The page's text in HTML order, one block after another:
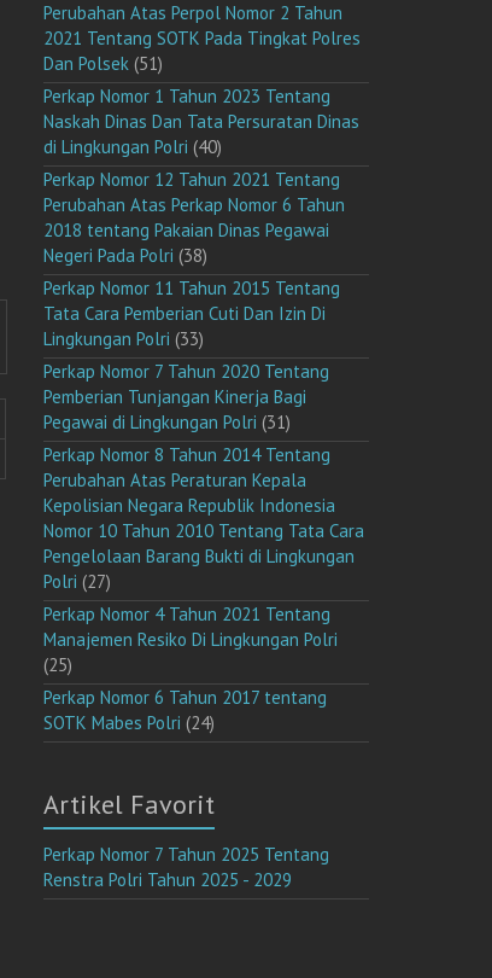
Perubahan Atas Perpol Nomor 2 Tahun
2021 Tentang SOTK Pada Tingkat Polres
Dan Polsek (51)
Perkap Nomor 1 Tahun 2023 Tentang
Naskah Dinas Dan Tata Persuratan Dinas
di Lingkungan Polri (40)
Perkap Nomor 12 Tahun 2021 Tentang
Perubahan Atas Perkap Nomor 6 Tahun
2018 tentang Pakaian Dinas Pegawai
Negeri Pada Polri (38)
Perkap Nomor 11 Tahun 2015 Tentang
Tata Cara Pemberian Cuti Dan Izin Di
Lingkungan Polri (33)
Perkap Nomor 7 Tahun 2020 Tentang
Pemberian Tunjangan Kinerja Bagi
Pegawai di Lingkungan Polri (31)
Perkap Nomor 8 Tahun 2014 Tentang
Perubahan Atas Peraturan Kepala
Kepolisian Negara Republik Indonesia
Nomor 10 Tahun 2010 Tentang Tata Cara
Pengelolaan Barang Bukti di Lingkungan
Polri (27)
Perkap Nomor 4 Tahun 2021 Tentang
Manajemen Resiko Di Lingkungan Polri
(25)
Perkap Nomor 6 Tahun 2017 tentang
SOTK Mabes Polri (24)
Artikel Favorit
Perkap Nomor 7 Tahun 2025 Tentang
Renstra Polri Tahun 2025 - 2029